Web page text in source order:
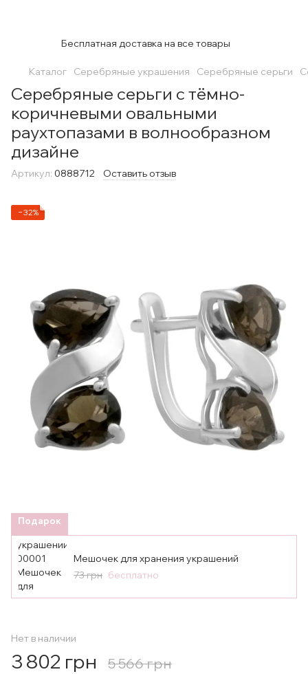
Бесплатная доставка на все товары
Каталог Серебряные украшения Серебряные серьги
Серебряные серьги с тёмно-
коричневыми овальными
раухтопазами в волнообразном
дизайне
Артикул: 0888712 Оставить отзыв
−32%
Подарок
Мешочек для хранения украшений
73 грн бесплатно
Нет в наличии
3 802 грн 5 566 грн